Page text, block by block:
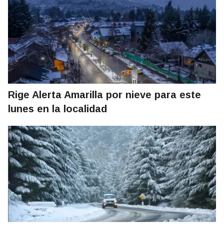
Rige Alerta Amarilla por nieve para este
lunes en la localidad